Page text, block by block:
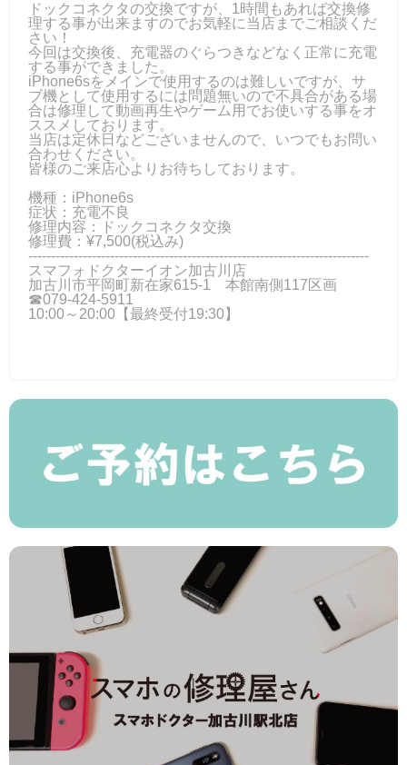
ドックコネクタの交換ですが、1時間もあれば交換修
理する事が出来ますのでお気軽に当店までご相談くだ
さい！
今回は交換後、充電器のぐらつきなどなく正常に充電
する事ができました。
iPhone6sをメインで使用するのは難しいですが、サ
ブ機として使用するには問題無いので不具合がある場
合は修理して動画再生やゲーム用でお使いする事をオ
ススメしております。
当店は定休日などございませんので、いつでもお問い
合わせください。
皆様のご来店心よりお待ちしております。
機種：iPhone6s
症状：充電不良
修理内容：ドックコネクタ交換
修理費：¥7,500(税込み)
---------------------------------------------------------------------------
スマフォドクターイオン加古川店
加古川市平岡町新在家615-1 本館南側117区画
☎079-424‐5911
10:00～20:00【最終受付19:30】